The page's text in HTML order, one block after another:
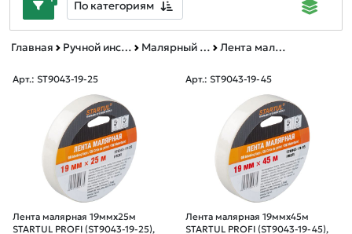
По категориям
Главная Ручной инструмент Малярный инструмент Лента малярная,серпянка,стеклосетка
Арт.: ST9043-19-25
Лента малярная 19ммх25м
STARTUL PROFI (ST9043-19-25),
Арт.: ST9043-19-45
Лента малярная 19ммх45м
STARTUL PROFI (ST9043-19-45),